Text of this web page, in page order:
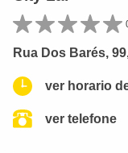
Rua Dos Barés,
ver horario
ver telefone